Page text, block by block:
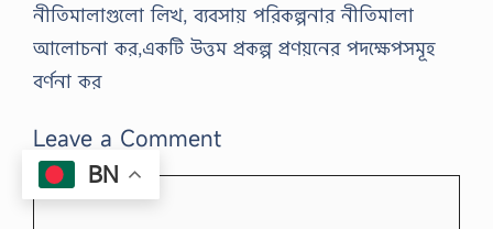
নীতিমালাগুলো লিখ, ব্যবসায় পরিকল্পনার নীতিমালা
আলোচনা কর,একটি উত্তম প্রকল্প প্রণয়নের পদক্ষেপসমূহ
বর্ণনা কর
Leave a Comment
Comment
BN